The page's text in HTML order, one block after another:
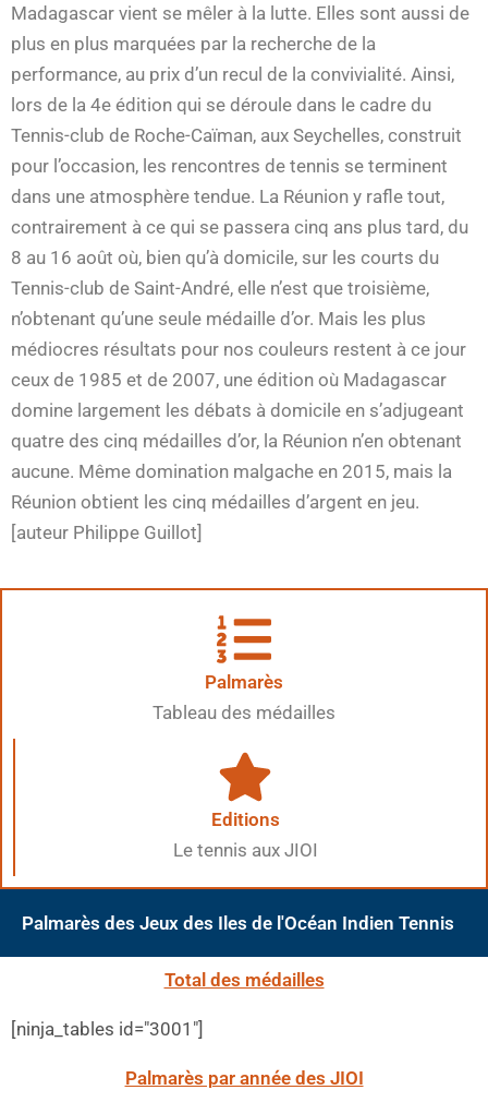
Madagascar vient se mêler à la lutte. Elles sont aussi de
plus en plus marquées par la recherche de la
performance, au prix d’un recul de la convivialité. Ainsi,
lors de la 4e édition qui se déroule dans le cadre du
Tennis-club de Roche-Caïman, aux Seychelles, construit
pour l’occasion, les rencontres de tennis se terminent
dans une atmosphère tendue. La Réunion y rafle tout,
contrairement à ce qui se passera cinq ans plus tard, du
8 au 16 août où, bien qu’à domicile, sur les courts du
Tennis-club de Saint-André, elle n’est que troisième,
n’obtenant qu’une seule médaille d’or. Mais les plus
médiocres résultats pour nos couleurs restent à ce jour
ceux de 1985 et de 2007, une édition où Madagascar
domine largement les débats à domicile en s’adjugeant
quatre des cinq médailles d’or, la Réunion n’en obtenant
aucune. Même domination malgache en 2015, mais la
Réunion obtient les cinq médailles d’argent en jeu.
[auteur Philippe Guillot]
Palmarès
Tableau des médailles
Editions
Le tennis aux JIOI
Palmarès des Jeux des Iles de l'Océan Indien Tennis
Total des médailles
[ninja_tables id="3001"]
Palmarès par année des JIOI